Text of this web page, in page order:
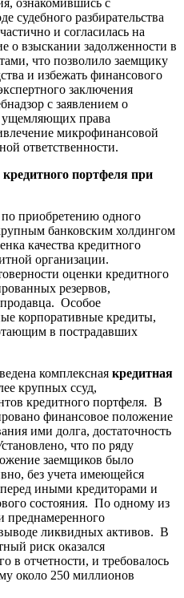
ознакомившись с
судебного разбирательства
и согласилась на
о взыскании задолженности в
что позволило заемщику
и избежать финансового
заключения
с заявлением о
ущемляющих права
микрофинансовой
ответственности.
портфеля при
приобретению одного
банковским холдингом
качества кредитного
организации.
оценки кредитного
резервов,
Особое
корпоративные кредиты,
в пострадавших
комплексная кредитная
крупных ссуд,
кредитного портфеля. В
финансовое положение
ими долга, достаточность
что по ряду
заемщиков было
без учета имеющейся
иными кредиторами и
состояния. По одному из
преднамеренного
ликвидных активов. В
риск оказался
в отчетности, и требовалось
около 250 миллионов